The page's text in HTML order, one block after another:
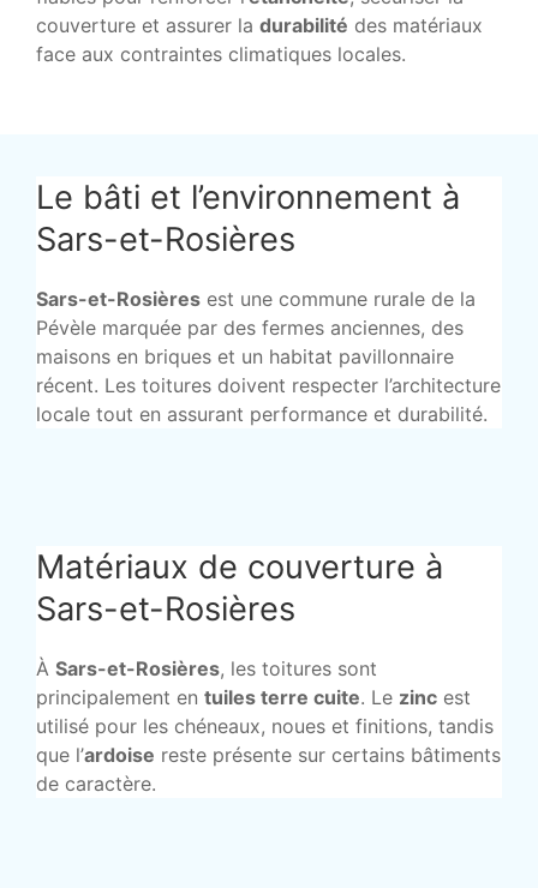
couverture et assurer la durabilité des matériaux
face aux contraintes climatiques locales.
Le bâti et l’environnement à
Sars-et-Rosières
Sars-et-Rosières est une commune rurale de la
Pévèle marquée par des fermes anciennes, des
maisons en briques et un habitat pavillonnaire
récent. Les toitures doivent respecter l’architecture
locale tout en assurant performance et durabilité.
Matériaux de couverture à
Sars-et-Rosières
À Sars-et-Rosières, les toitures sont
principalement en tuiles terre cuite. Le zinc est
utilisé pour les chéneaux, noues et finitions, tandis
que l’ardoise reste présente sur certains bâtiments
de caractère.